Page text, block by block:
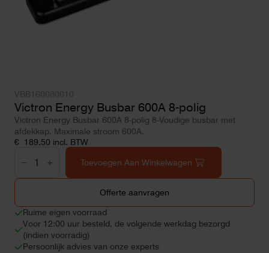
Victron Energy Busbar 600A 8-polig
Victron Energy Busbar 600A 8-polig 8-Voudige busbar met
afdekkap. Maximale stroom 600A.
€ 189,50 incl. BTW
Energy
Busbar
600A
aantal
Toevoegen Aan Winkelwagen
Offerte aanvragen
Ruime eigen voorraad
Voor 12:00 uur besteld, de volgende werkdag bezorgd
(indien voorradig)
Persoonlijk advies van onze experts